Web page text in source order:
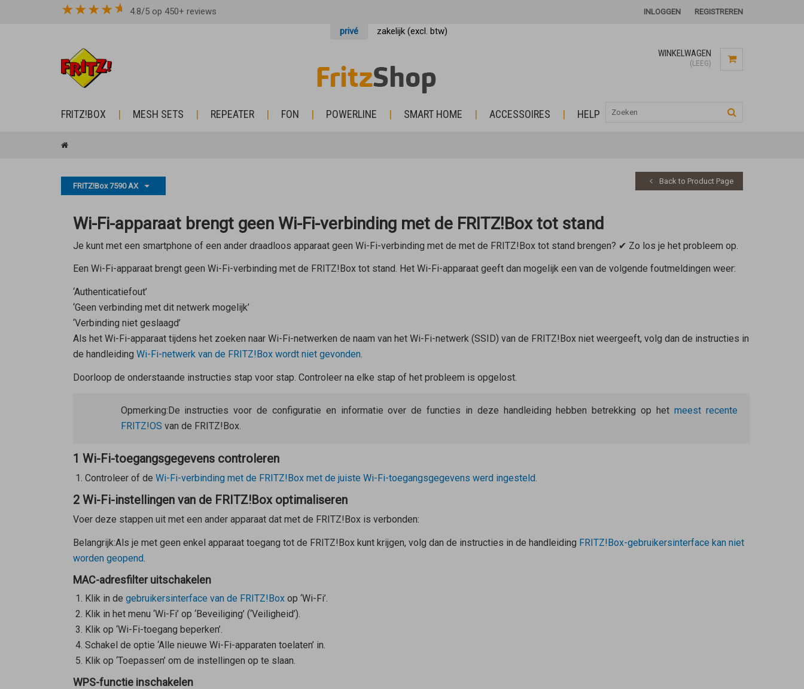
★★★★ 4.8/5 op 450+ reviews INLOGGEN REGISTREREN
privé zakelijk (excl. btw)
WINKELWAGEN
(LEEG)
FRITZ!BOX MESH SETS REPEATER FON POWERLINE SMART HOME ACCESSOIRES HELP
FRITZ!Box 7590 AX
Back to Product Page
Wi-Fi-apparaat brengt geen Wi-Fi-verbinding met de FRITZ!Box tot stand
Je kunt met een smartphone of een ander draadloos apparaat geen Wi-Fi-verbinding met de met de FRITZ!Box tot stand brengen? ✔ Zo los je het probleem op.
Een Wi-Fi-apparaat brengt geen Wi-Fi-verbinding met de FRITZ!Box tot stand. Het Wi-Fi-apparaat geeft dan mogelijk een van de volgende foutmeldingen weer:
‘Authenticatiefout’
‘Geen verbinding met dit netwerk mogelijk’
‘Verbinding niet geslaagd’
Als het Wi-Fi-apparaat tijdens het zoeken naar Wi-Fi-netwerken de naam van het Wi-Fi-netwerk (SSID) van de FRITZ!Box niet weergeeft, volg dan de instructies in
de handleiding Wi-Fi-netwerk van de FRITZ!Box wordt niet gevonden.
Doorloop de onderstaande instructies stap voor stap. Controleer na elke stap of het probleem is opgelost.
Opmerking:De instructies voor de configuratie en informatie over de functies in deze handleiding hebben betrekking op het meest recente
FRITZ!OS van de FRITZ!Box.
1 Wi-Fi-toegangsgegevens controleren
Controleer of de Wi-Fi-verbinding met de FRITZ!Box met de juiste Wi-Fi-toegangsgegevens werd ingesteld.
2 Wi-Fi-instellingen van de FRITZ!Box optimaliseren
Voer deze stappen uit met een ander apparaat dat met de FRITZ!Box is verbonden:
Belangrijk:Als je met geen enkel apparaat toegang tot de FRITZ!Box kunt krijgen, volg dan de instructies in de handleiding FRITZ!Box-gebruikersinterface kan niet
worden geopend
MAC-adresfilter uitschakelen
Klik in de gebruikersinterface van de FRITZ!Boxop ‘Wi-Fi’.
Klik in het menu ‘Wi-Fi’ op ‘Beveiliging’ (‘Veiligheid’).
Klik op ‘Wi-Fi-toegang beperken’.
Schakel de optie ‘Alle nieuwe Wi-Fi-apparaten toelaten’ in.
Klik op ‘Toepassen’ om de instellingen op te slaan.
WPS-functie inschakelen